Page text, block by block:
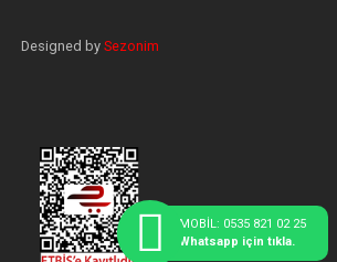
Designed by Sezonim
MOBİL: 0535 821 02 25
Whatsapp için tıkla.